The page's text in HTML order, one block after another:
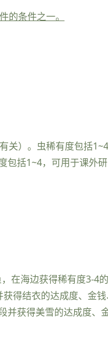
的条件之一。
关）。虫稀有度包括
包括1~4，可用于课外
在海边获得稀有度3-4
得结衣的达成度、金
获得美雪的达成度、